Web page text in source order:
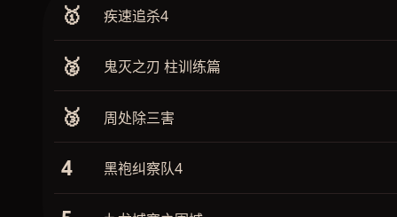
🥇 疾速追杀4
🥈 鬼灭之刃 柱训练篇
🥉 周处除三害
4 黑袍纠察队4